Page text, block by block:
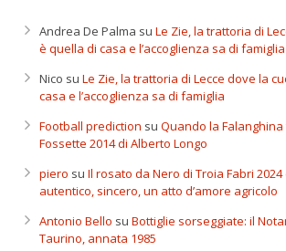
Andrea De Palma su Le Zie, la trattoria di
è quella di casa e l’accoglienza sa di famiglia
Nico su Le Zie, la trattoria di Lecce dove la
casa e l’accoglienza sa di famiglia
Football prediction su Quando la
Fossette 2014 di Alberto Longo
piero su Il rosato da Nero di Troia Fabri
autentico, sincero, un atto d’amore agricolo
Antonio Bello su Bottiglie sorseggiate: il
Taurino, annata 1985